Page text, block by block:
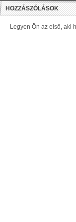
HOZZÁSZÓLÁSOK
Legyen Ön az első, aki